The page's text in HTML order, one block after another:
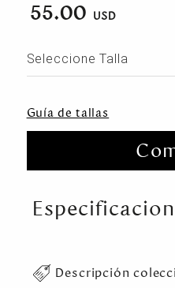
55.00
Seleccione Talla
Guía de tallas
Descripción